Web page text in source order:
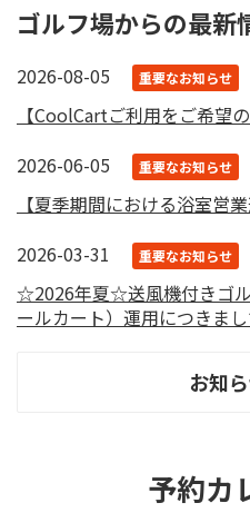
ゴルフ場からの最新
2026-08-05 重要なお知らせ
【CoolCartご利用をご希望
2026-06-05
重要なお知らせ
【夏季期間における浴室営
2026-03-31
重要なお知らせ
☆2026年夏☆送風機付きゴ
ールカート）運用につきま
お知
予約カ